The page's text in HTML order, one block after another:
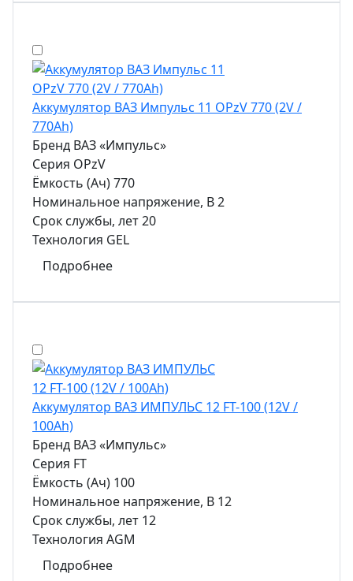
Аккумулятор ВАЗ Импульс 11 OPzV 770 (2V /
770Ah)
Бренд ВАЗ «Импульс»
Серия OPzV
Ёмкость (Ач)770
Номинальное напряжение, В2
Срок службы, лет20
Технология GEL
Подробнее
Аккумулятор ВАЗ ИМПУЛЬС 12 FT-100 (12V /
100Ah)
Бренд ВАЗ «Импульс»
Серия FT
Ёмкость (Ач) 100
Номинальное напряжение, В 12
Срок службы, лет 12
Технология AGM
Подробнее